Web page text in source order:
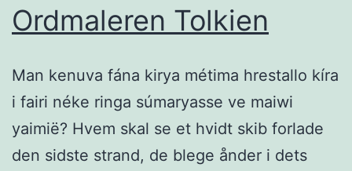
Ordmaleren Tolkien
Man kenuva fána kirya métima hrestallo kíra
i fairi néke ringa súmaryasse ve maiwi
yaimië? Hvem skal se et hvidt skib forlade
den sidste strand, de blege ånder i dets